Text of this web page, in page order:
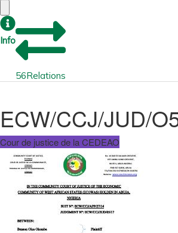
Info
56Relations
ECW/CCJ/JUD/
Cour de justice de la CEDEAO